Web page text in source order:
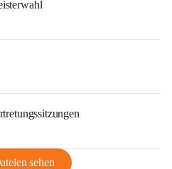
sehen